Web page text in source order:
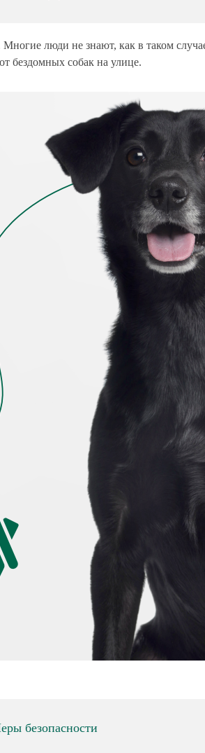
люди не знают, как в таком
бездомных собак на улице.
безопасности